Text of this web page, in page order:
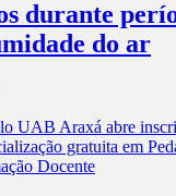
durante
do ar